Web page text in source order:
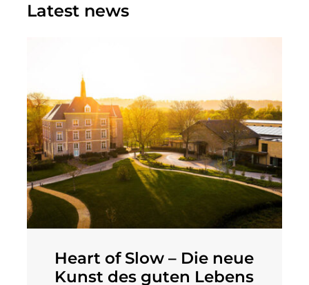
Latest news
Heart of Slow – Die neue
Kunst des guten Lebens